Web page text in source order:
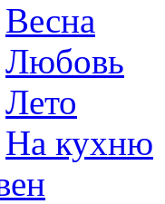
Весна
Любовь
Лето
На кухню